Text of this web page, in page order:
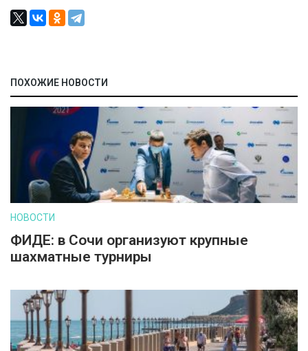
ПОХОЖИЕ НОВОСТИ
НОВОСТИ
ФИДЕ: в Сочи организуют крупные
шахматные турниры